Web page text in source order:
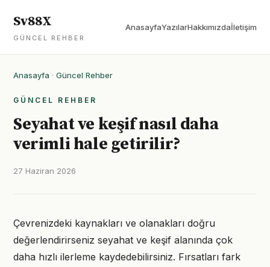
Sv88X
GÜNCEL REHBER
AnasayfaYazılarHakkımızdaİletişim
Anasayfa · Güncel Rehber
GÜNCEL REHBER
Seyahat ve keşif nasıl daha
verimli hale getirilir?
27 Haziran 2026
Çevrenizdeki kaynakları ve olanakları doğru
değerlendirirseniz seyahat ve keşif alanında çok
daha hızlı ilerleme kaydedebilirsiniz. Fırsatları fark